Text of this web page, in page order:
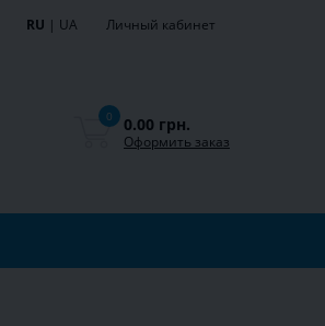
RU | UA Личный кабинет
0 0.00 грн.
Оформить заказ